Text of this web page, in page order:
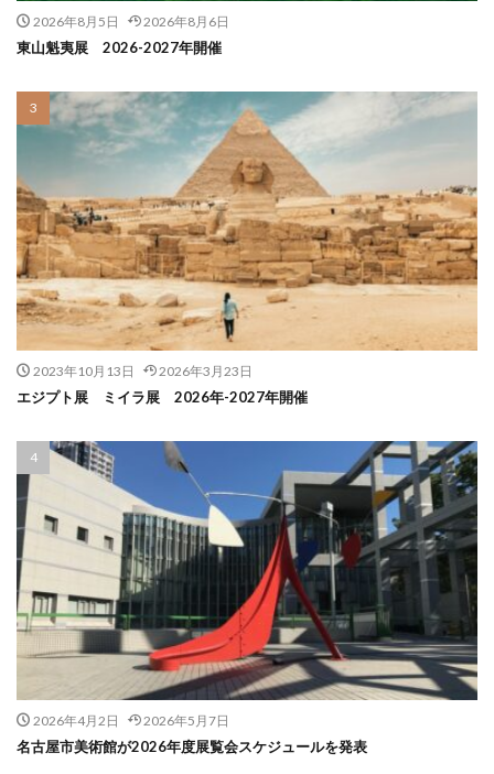
2026年8月5日 2026年8月6日
東山魁夷展 2026-2027年開催
2023年10月13日 2026年3月23日
エジプト展 ミイラ展 2026年-2027年開催
2026年4月2日 2026年5月7日
名古屋市美術館が2026年度展覧会スケジュールを発表